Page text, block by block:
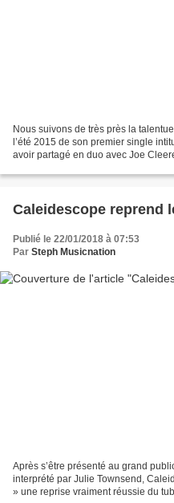
Nous suivons de très près la
l’été 2015 de son premier single
avoir partagé en duo avec Joe
Caleidescope reprend
Publié le 22/01/2018 à 07:53
Par Steph Musicnation
Après s’être présenté au grand
interprété par Julie Townsend,
» une reprise vraiment réussie du